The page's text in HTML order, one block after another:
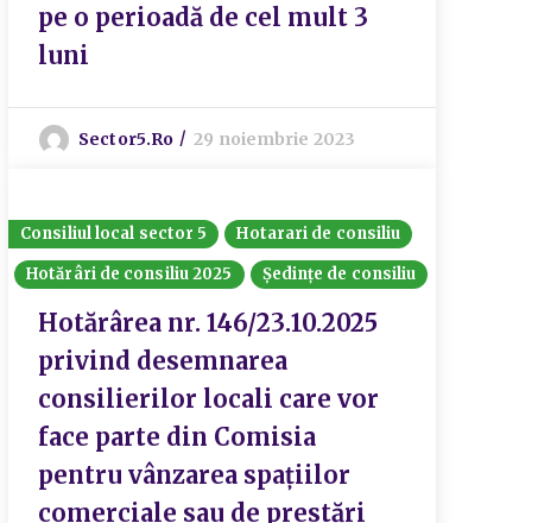
pe o perioadă de cel mult 3
luni
Sector5.ro 29 noiembrie 2023
Consiliul local sector 5
Hotarari de consiliu
Hotărâri de consiliu 2025
Ședințe de consiliu
Hotărârea nr. 146/23.10.2025
privind desemnarea
consilierilor locali care vor
face parte din Comisia
pentru vânzarea spațiilor
comerciale sau de prestări